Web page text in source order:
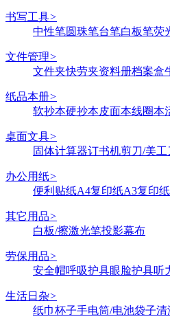
书写工具>
中性笔圆珠笔台笔白板笔荧
文件管理>
文件夹快劳夹资料册档案盒
纸品本册>
软抄本硬抄本皮面本线圈本
桌面文具>
固体计算器订书机剪刀/美工
办公用纸>
便利贴纸A4复印纸A3复印纸
其它用品>
白板/擦激光笔投影幕布
劳保用品>
安全帽呼吸护具眼脸护具听
生活日杂>
纸巾杯子手电筒/电池袋子清